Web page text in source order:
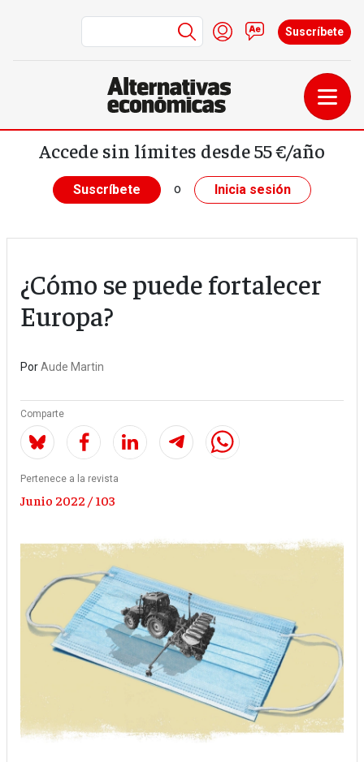
Pasar al contenido principal
Menú de cuenta de
Iniciar sesión
Contacto
Suscríbete
Accede sin límites desde 55 €/año
Suscríbete o Inicia sesión
¿Cómo se puede fortalecer
Europa?
PorAude Martin
Comparte
Pertenece a la revista
Junio 2022 / 103